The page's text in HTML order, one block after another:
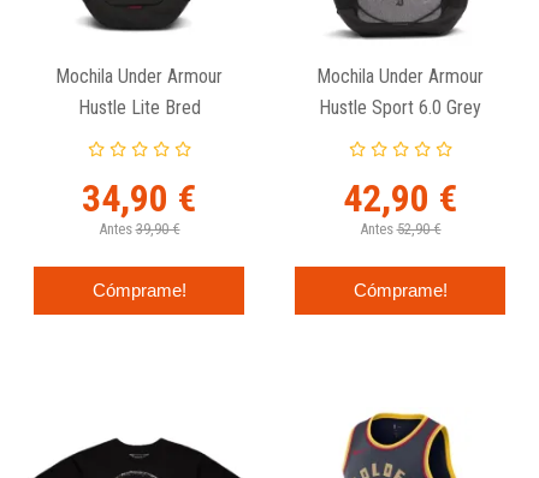
Mochila Under Armour
Hustle Lite Bred
34,90 €
Antes 39,90 €
Cómprame!
Mochila Under Armour
Hustle Sport 6.0 Grey
42,90 €
Antes 52,90 €
Cómprame!